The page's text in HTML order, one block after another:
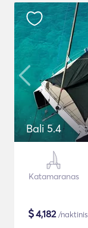
Bali 5.4
Katamaranas
$4,182/naktinis